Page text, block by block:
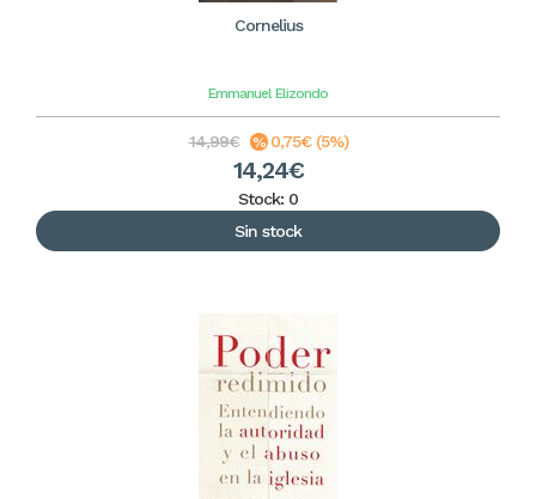
Cornelius
Emmanuel Elizondo
14,99€ 0,75€ (5%)
14,24€
Stock: 0
Sin stock